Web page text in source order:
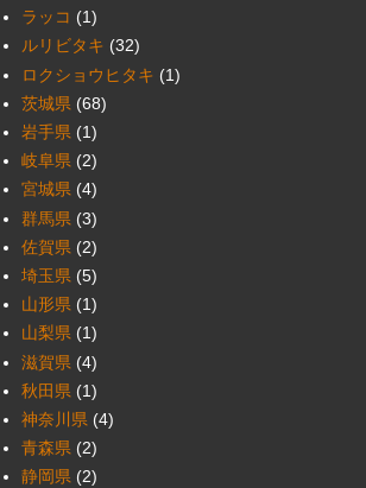
ラッコ (1)
ルリビタキ (32)
ロクショウヒタキ (1)
茨城県 (68)
岩手県 (1)
岐阜県 (2)
宮城県 (4)
群馬県 (3)
佐賀県 (2)
埼玉県 (5)
山形県 (1)
山梨県 (1)
滋賀県 (4)
秋田県 (1)
神奈川県 (4)
青森県 (2)
静岡県 (2)